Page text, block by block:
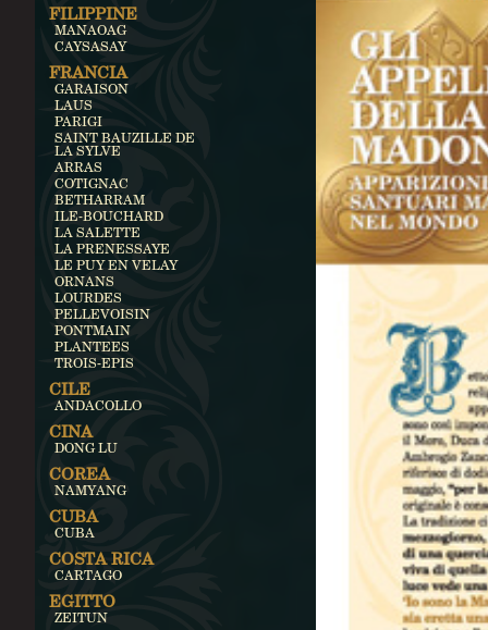
FILIPPINE
MANAOAG
CAYSASAY
FRANCIA
GARAISON
LAUS
PARIGI
SAINT BAUZILLE DE
LA SYLVE
ARRAS
COTIGNAC
BETHARRAM
ILE-BOUCHARD
LA SALETTE
LA PRENESSAYE
LE PUY EN VELAY
ORNANS
LOURDES
PELLEVOISIN
PONTMAIN
PLANTEES
TROIS-EPIS
CILE
ANDACOLLO
CINA
DONG LU
COREA
NAMYANG
CUBA
CUBA
COSTA RICA
CARTAGO
EGITTO
ZEITUN